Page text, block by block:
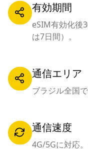
有効期間
eSIM有効化後
は7日間）。
通信エリア
ブラジル全国
通信速度
4G/5Gに対応